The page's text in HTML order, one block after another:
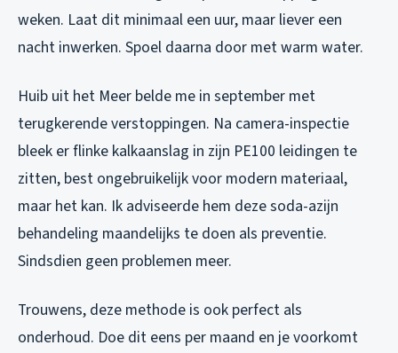
weken. Laat dit minimaal een uur, maar liever een
nacht inwerken. Spoel daarna door met warm water.
Huib uit het Meer belde me in september met
terugkerende verstoppingen. Na camera-inspectie
bleek er flinke kalkaanslag in zijn PE100 leidingen te
zitten, best ongebruikelijk voor modern materiaal,
maar het kan. Ik adviseerde hem deze soda-azijn
behandeling maandelijks te doen als preventie.
Sindsdien geen problemen meer.
Trouwens, deze methode is ook perfect als
onderhoud. Doe dit eens per maand en je voorkomt